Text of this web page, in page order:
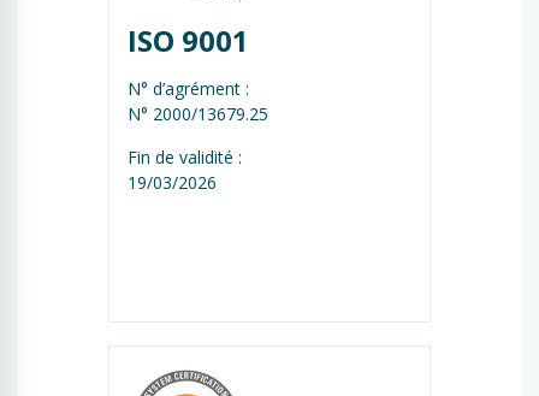
ISO 9001
N° d’agrément :
N° 2000/13679.25
Fin de validité :
19/03/2026